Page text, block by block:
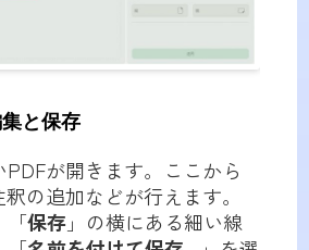
と保存
が開きます。ここから
釈の追加などが行えます。
「保存」の横にある細い線